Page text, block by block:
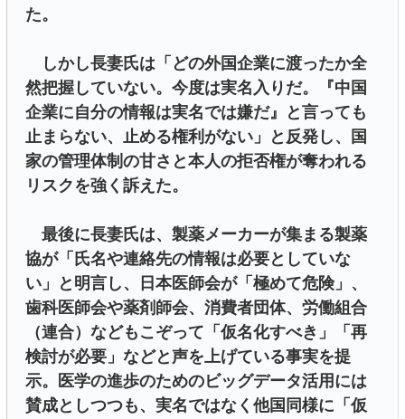
た。
しかし長妻氏は「どの外国企業に渡ったか全
然把握していない。今度は実名入りだ。『中国
企業に自分の情報は実名では嫌だ』と言っても
止まらない、止める権利がない」と反発し、国
家の管理体制の甘さと本人の拒否権が奪われる
リスクを強く訴えた。
最後に長妻氏は、製薬メーカーが集まる製薬
協が「氏名や連絡先の情報は必要としていな
い」と明言し、日本医師会が「極めて危険」、
歯科医師会や薬剤師会、消費者団体、労働組合
（連合）などもこぞって「仮名化すべき」「再
検討が必要」などと声を上げている事実を提
示。医学の進歩のためのビッグデータ活用には
賛成としつつも、実名ではなく他国同様に「仮